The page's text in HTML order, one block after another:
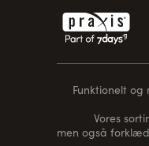
Funktionelt
Vores
men også